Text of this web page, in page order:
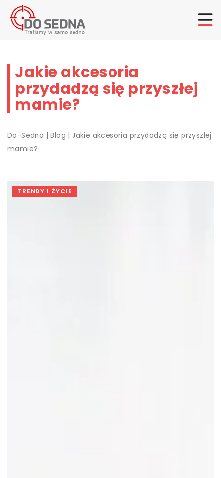
Jakie akcesoria
przydadzą się przyszłej
mamie?
Do-Sedna |Blog | Jakie akcesoria przydadzą się przyszłej
mamie?
TRENDY I ŻYCIE